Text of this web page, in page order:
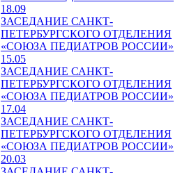
18.09
ЗАСЕДАНИЕ САНКТ-
ПЕТЕРБУРГСКОГО ОТДЕЛЕНИЯ
«СОЮЗА ПЕДИАТРОВ РОССИИ»
15.05
ЗАСЕДАНИЕ САНКТ-
ПЕТЕРБУРГСКОГО ОТДЕЛЕНИЯ
«СОЮЗА ПЕДИАТРОВ РОССИИ»
17.04
ЗАСЕДАНИЕ САНКТ-
ПЕТЕРБУРГСКОГО ОТДЕЛЕНИЯ
«СОЮЗА ПЕДИАТРОВ РОССИИ»
20.03